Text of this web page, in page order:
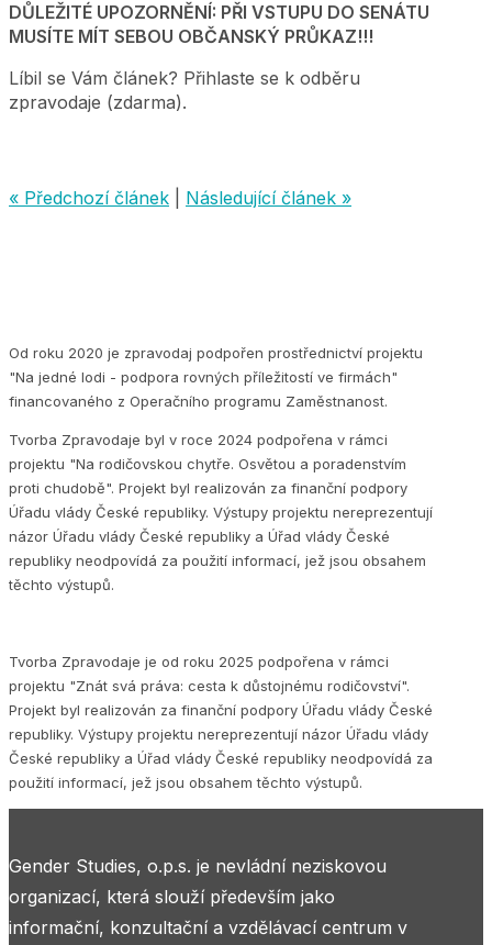
DŮLEŽITÉ UPOZORNĚNÍ: PŘI VSTUPU DO SENÁTU
MUSÍTE MÍT SEBOU OBČANSKÝ PRŮKAZ!!!
Líbil se Vám článek? Přihlaste se k odběru
zpravodaje (zdarma).
« Předchozí článek Následující článek »
Od roku 2020 je zpravodaj podpořen prostřednictví projektu
"Na jedné lodi - podpora rovných příležitostí ve firmách"
financovaného z Operačního programu Zaměstnanost.
Tvorba Zpravodaje byl v roce 2024 podpořena v rámci
projektu "Na rodičovskou chytře. Osvětou a poradenstvím
proti chudobě". Projekt byl realizován za finanční podpory
Úřadu vlády České republiky. Výstupy projektu nereprezentují
názor Úřadu vlády České republiky a Úřad vlády České
republiky neodpovídá za použití informací, jež jsou obsahem
těchto výstupů.
Tvorba Zpravodaje je od roku 2025 podpořena v rámci
projektu "Znát svá práva: cesta k důstojnému rodičovství".
Projekt byl realizován za finanční podpory Úřadu vlády České
republiky. Výstupy projektu nereprezentují názor Úřadu vlády
České republiky a Úřad vlády České republiky neodpovídá za
použití informací, jež jsou obsahem těchto výstupů.
Gender Studies, o.p.s. je nevládní neziskovou
organizací, která slouží především jako
informační, konzultační a vzdělávací centrum v